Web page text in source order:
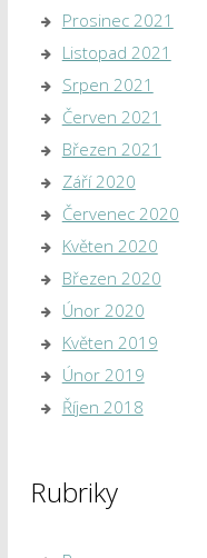
Prosinec 2021
Listopad 2021
Srpen 2021
Červen 2021
Březen 2021
Září 2020
Červenec 2020
Květen 2020
Březen 2020
Únor 2020
Květen 2019
Únor 2019
Říjen 2018
Rubriky